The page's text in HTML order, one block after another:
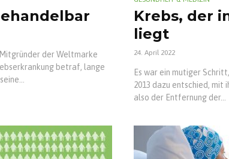
der Weltmarke
betraf, lange
Krebs, der
liegt
24. April 2022
Es war ein mutiger
2013 dazu entschied,
also der Entfernung der...